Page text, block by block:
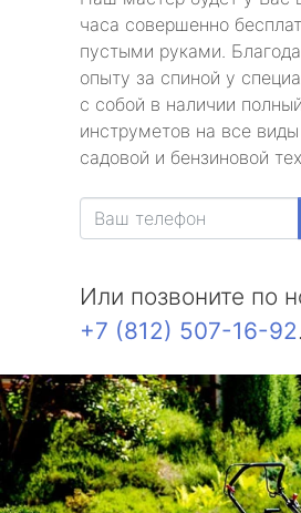
часа совершенно
пустыми руками.
опыту за спиной у
с собой в наличии
инструметов на все
садовой и бензиновой
Или позвоните по
+7 (812) 507-16-92.